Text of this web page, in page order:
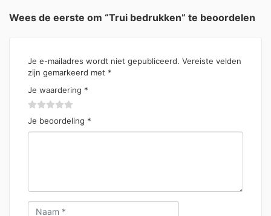
Wees de eerste om “Trui bedrukken” te beoordelen
Je e-mailadres wordt niet gepubliceerd. Vereiste velden
zijn gemarkeerd met *
Je waardering *
Je beoordeling *